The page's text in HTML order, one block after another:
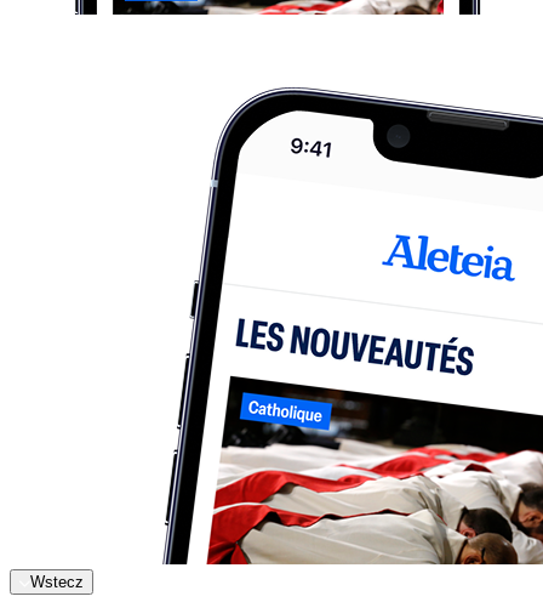
Wstecz